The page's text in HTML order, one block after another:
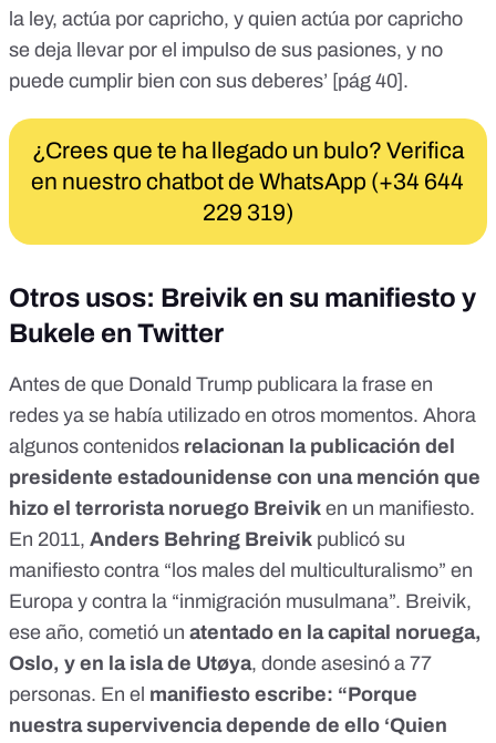
la ley, actúa por capricho, y quien actúa por capricho
se deja llevar por el impulso de sus pasiones, y no
puede cumplir bien con sus deberes’ [pág 40].
¿Crees que te ha llegado un bulo? Verifica
en nuestro chatbot de WhatsApp (+34 644
229 319)
Otros usos: Breivik en su manifiesto y
Bukele en Twitter
Antes de que Donald Trump publicara la frase en
redes ya se había utilizado en otros momentos. Ahora
algunos contenidos relacionan la publicación del
presidente estadounidense con una mención que
hizo el terrorista noruego Breivik en un manifiesto.
En 2011, Anders Behring Breivik publicó su
manifiesto contra “los males del multiculturalismo” en
Europa y contra la “inmigración musulmana”. Breivik,
ese año, cometió un atentado en la capital noruega,
Oslo, y en la isla de Utøya, donde asesinó a 77
personas. En el manifiesto escribe: “Porque
nuestra supervivencia depende de ello ‘Quien